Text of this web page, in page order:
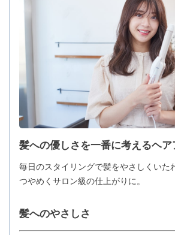
髪への優しさを一番に考えるヘア
毎日のスタイリングで髪をやさしくいた
つやめくサロン級の仕上がりに。
髪へのやさしさ